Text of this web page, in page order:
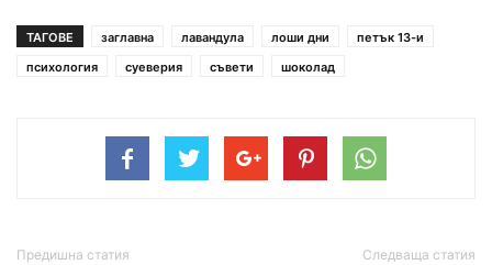
ТАГОВЕ заглавна лавандула лоши дни
петък 13-и
психология
суеверия съвети шоколад
Предишна статия Следваща статия